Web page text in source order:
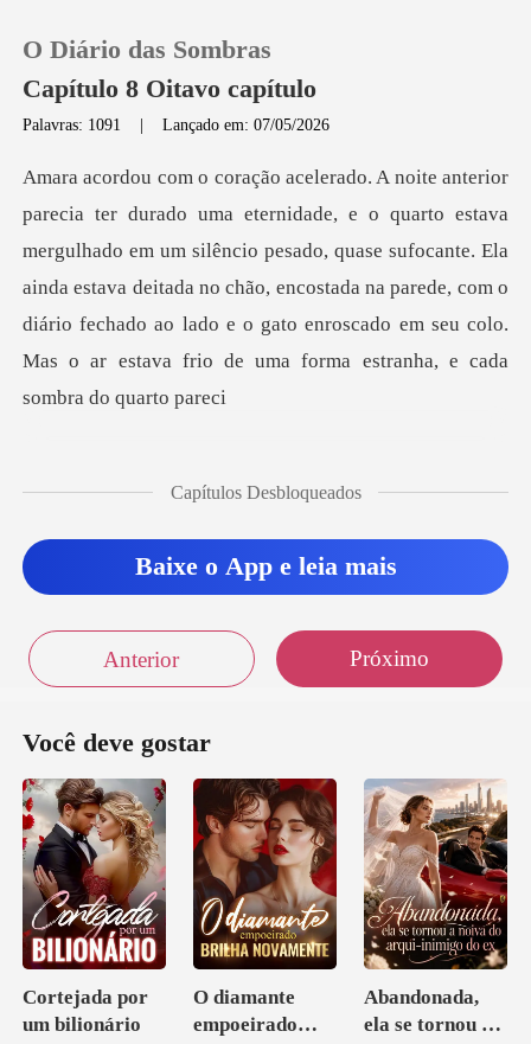
0
Loja
O Diário das Sombras
Capítulo 8 Oitavo capítulo
Palavras: 1091 |Lançado em: 07/05/2026
ado em um silêncio pesado, quase sufocante. Ela
ainda estava deitada no chão, encostada na parede, com o
diário fech
Capítulos Desbloqueados
Baixe o App e leia mais
Anterior Próximo
Você deve gostar
Cortejada por
um bilionário
O diamante
empoeirado
Abandonada,
ela se tornou a